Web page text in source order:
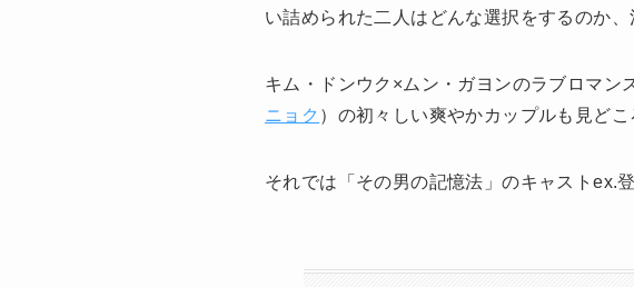
い詰められた二人はどんな選択をするのか、
キム・ドンウク×ムン・ガヨンのラブロマン
ニョク ）の初々しい爽やかカップルも見どこ
それでは「その男の記憶法」のキャストex.